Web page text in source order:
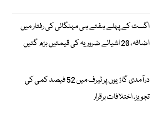
اگست کے پہلے ہفتے ہی مہنگائی کی رفتار میں
اضافہ، 20 اشیائے ضروریہ کی قیمتیں بڑھ گئیں
درآمدی گاڑیوں پر ٹیرف میں 52 فیصد کمی کی
تجویز، اختلافات برقرار